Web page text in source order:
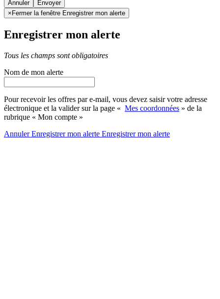
Annuler
× Fermer la fenêtre Enregistrer mon alerte
Enregistrer mon alerte
Tous les champs sont obligatoires
Nom de mon alerte
Pour recevoir les offres par e-mail, vous devez saisir votre adresse
électronique et la valider sur la page « Mes coordonnées » de la
rubrique « Mon compte »
AnnulerEnregistrer mon alerte Enregistrermon alerte